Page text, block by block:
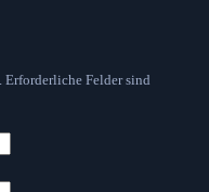
Erforderliche Felder sind